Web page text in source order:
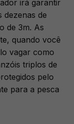
irá garantir
dezenas de
de 3m. As
quando você
vagar como
triplos de
pelo
para a pesca